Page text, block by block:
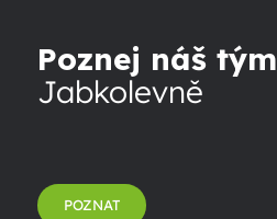
Poznej náš tým
Jabkolevně
POZNAT